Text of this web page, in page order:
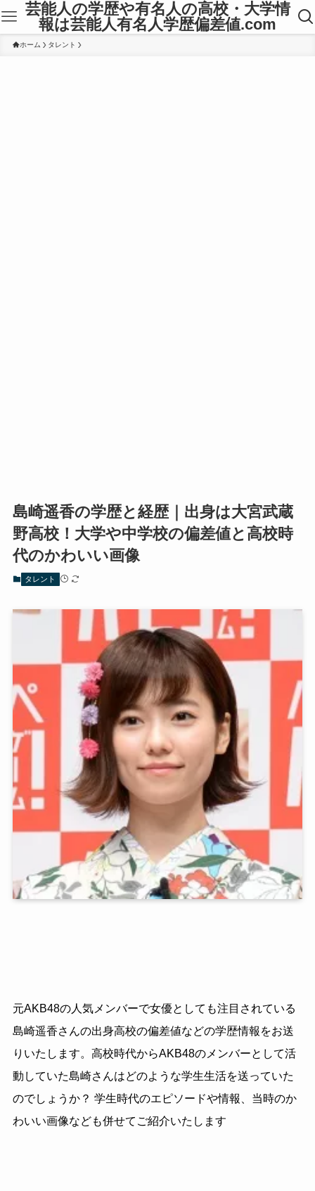
芸能人の学歴や有名人の高校・大学情
報は芸能人有名人学歴偏差値.com
ホーム タレント
島崎遥香の学歴と経歴｜出身は大宮武蔵
野高校！大学や中学校の偏差値と高校時
代のかわいい画像
タレント
元AKB48の人気メンバーで女優としても注目されている
島崎遥香さんの出身高校の偏差値などの学歴情報をお送
りいたします。高校時代からAKB48のメンバーとして活
動していた島崎さんはどのような学生生活を送っていた
のでしょうか？ 学生時代のエピソードや情報、当時のか
わいい画像なども併せてご紹介いたします